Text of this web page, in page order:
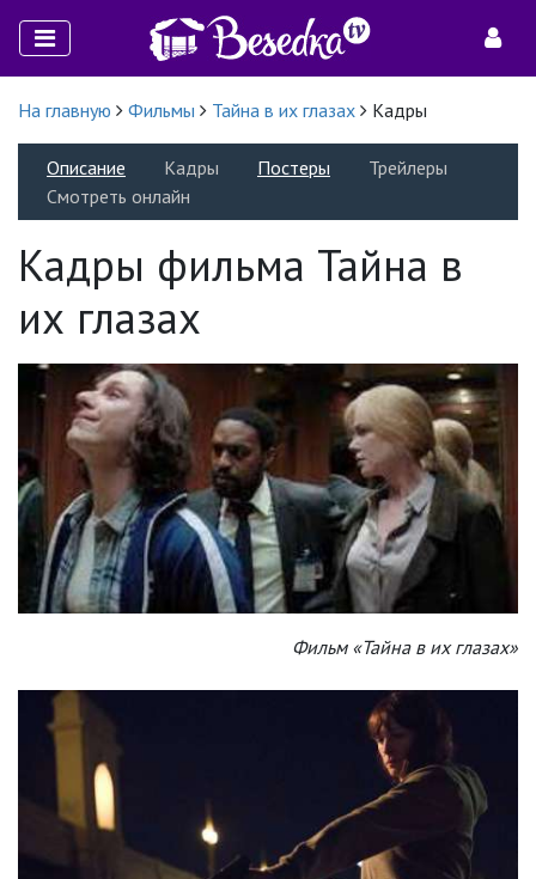
На главную Фильмы Тайна в их глазах Кадры
Описание Кадры Постеры
Трейлеры
Смотреть онлайн
Кадры фильма Тайна в
их глазах
Фильм «Тайна в их глазах»